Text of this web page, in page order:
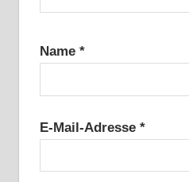
Name *
E-Mail-Adresse *